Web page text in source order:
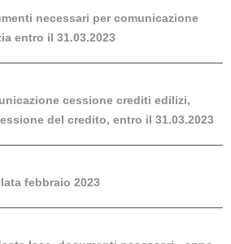
necessari per comunicazione
entro il 31.03.2023
cessione crediti edilizi,
del credito, entro il 31.03.2023
febbraio 2023